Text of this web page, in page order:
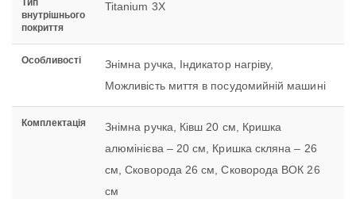
Тип
внутрішнього
покриття
Titanium 3X
Особливості
Знімна ручка, Індикатор нагріву,
Можливість миття в посудомийній машині
Комплектація
Знімна ручка, Ківш 20 см, Кришка
алюмінієва – 20 см, Кришка скляна – 26
см, Сковорода 26 см, Сковорода ВОК 26
см